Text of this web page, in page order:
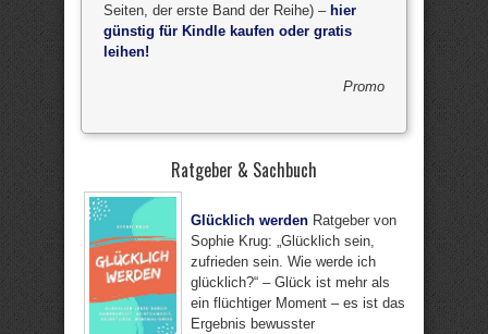
Seiten, der erste Band der Reihe) – hier
günstig für Kindle kaufen oder gratis
leihen!
Promo
Ratgeber & Sachbuch
Glücklich werden Ratgeber von
Sophie Krug: „Glücklich sein,
zufrieden sein. Wie werde ich
glücklich?“ – Glück ist mehr als
ein flüchtiger Moment – es ist das
Ergebnis bewusster